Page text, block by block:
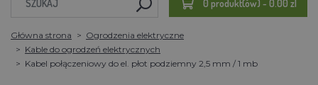
0 produkt(ów) - 0.00 zl
Główna strona
Ogrodzenia elektryczne
Kable do ogrodzeń elektrycznych
Kabel połączeniowy do el. płot podziemny 2,5 mm / 1 mb